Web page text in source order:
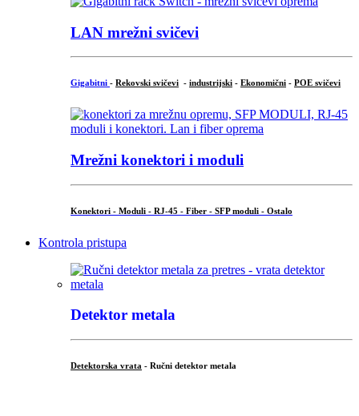
LAN mrežni svičevi
Gigabitni - Rekovski svičevi - industrijski - Ekonomični - POE svičevi
Mrežni konektori i moduli
Konektori - Moduli - RJ-45 - Fiber - SFP moduli - Ostalo
Kontrola pristupa
Detektor metala
Detektorska vrata - Ručni detektor metala